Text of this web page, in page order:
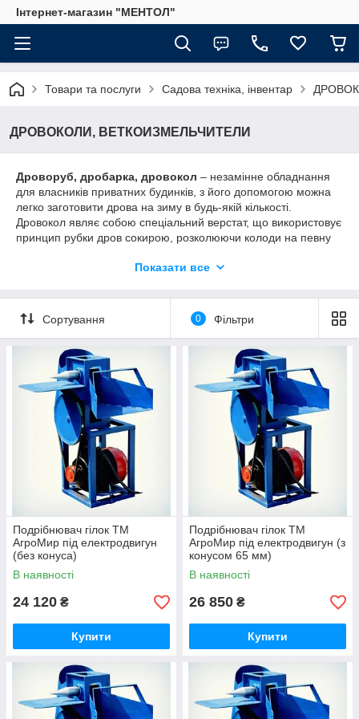
Інтернет-магазин "МЕНТОЛ"
Товари та послуги Садова техніка, інвентар
ДРОВОКОЛИ, ВЕТКОИЗМЕЛЬЧИТЕЛИ
Дроворуб, дробарка, дровокол – незамінне обладнання
для власників приватних будинків, з його допомогою можна
легко заготовити дрова на зиму в будь-якій кількості.
Дровокол являє собою спеціальний верстат, що використовує
принцип рубки дров сокирою, розколюючи колоди на певну
Залежно від способу роботи дровокол може бути:
Механічний колун використовується для обробки
невеликих, коротких колод, до 50 см. Цей дровокол
може мати бензиновий або електричний мотор.
Гідравлічний набагато перевершує інші моделі по
продуктивності роботи. Він легко справляється з
різними породами дерев, незалежно від їх стану.
Дровокол-шуруп має просту будову, легке управління
і якісно виконує роботу.
Також дровоколи можна розділити на:
Дровоколи з бензиновим двигуном володіють
великою потужністю і частіше використовуються в
деревообробній промисловості.
Електричні дровоколи використовуються в
індивідуальних господарствах, де не потрібно
переробки великого обсягу сировини.
Переваги дровока:
сировини;
Має кілька модифікацій для побутового і
промислового використання;
спеціальних навичок;
Легкий монтаж як в приміщенні, так і на відкритому
майданчику;
Показати все
Сортування 0 Фільтри
Подрібнювач гілок ТМ
АгроМир під електродвигун
(без конуса)
В наявності
24 120 ₴
Купити
Подрібнювач гілок ТМ
АгроМир під електродвигун (з
конусом 65 мм)
В наявності
26 850 ₴
Купити